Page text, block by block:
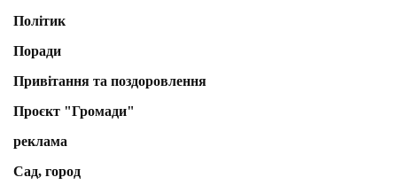
Політик
Поради
Привітання та поздоровлення
Проєкт "Громади"
реклама
Сад, город